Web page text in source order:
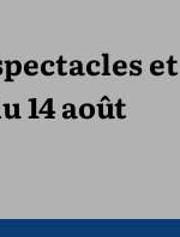
et
14 août